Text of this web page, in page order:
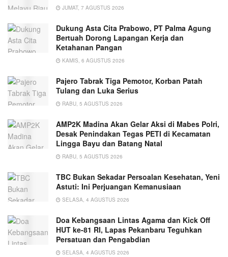
JUMAT, 7 AGUSTUS 2026
Dukung Asta Cita Prabowo, PT Palma Agung
Bertuah Dorong Lapangan Kerja dan
Ketahanan Pangan
KAMIS, 6 AGUSTUS 2026
Pajero Tabrak Tiga Pemotor, Korban Patah
Tulang dan Luka Serius
RABU, 5 AGUSTUS 2026
AMP2K Madina Akan Gelar Aksi di Mabes Polri,
Desak Penindakan Tegas PETI di Kecamatan
Lingga Bayu dan Batang Natal
RABU, 5 AGUSTUS 2026
TBC Bukan Sekadar Persoalan Kesehatan, Yeni
Astuti: Ini Perjuangan Kemanusiaan
SELASA, 4 AGUSTUS 2026
Doa Kebangsaan Lintas Agama dan Kick Off
HUT ke-81 RI, Lapas Pekanbaru Teguhkan
Persatuan dan Pengabdian
SELASA, 4 AGUSTUS 2026